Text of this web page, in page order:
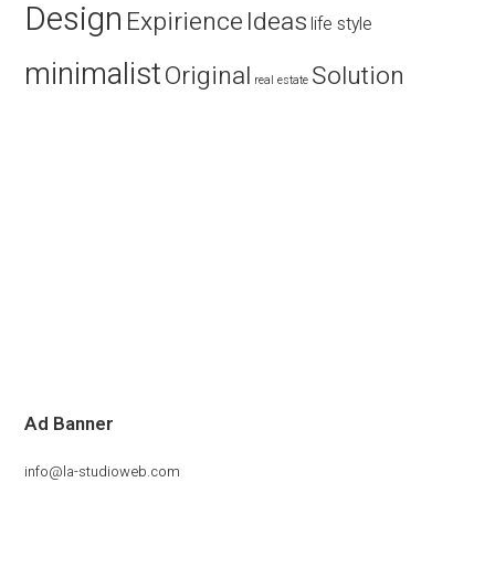
Design ExpirienceIdeas life style
minimalistOriginal real estate Solution
Ad Banner
info@la-studioweb.com